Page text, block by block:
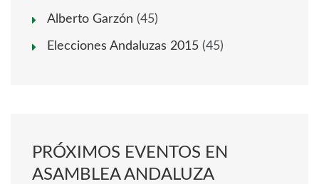
Alberto Garzón (45)
Elecciones Andaluzas 2015 (45)
PRÓXIMOS EVENTOS EN
ASAMBLEA ANDALUZA